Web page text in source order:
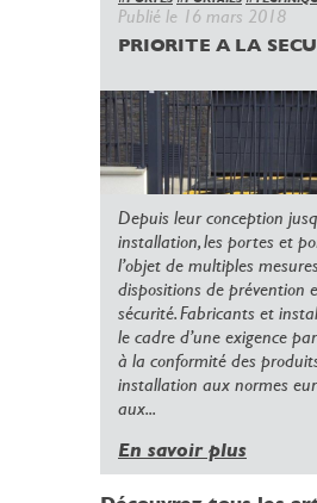
Publié le 16 mars 2018
PRIORITE A LA
Depuis leur conception
installation, les portes et
l’objet de multiples
dispositions de prévention
sécurité. Fabricants et
le cadre d’une exigence
à la conformité des
installation aux normes
aux...
En savoir plus